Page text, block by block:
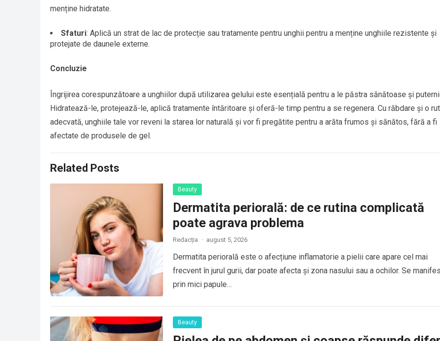
menține hidratate.
Sfaturi: Aplică un strat de lac de protecție sau tratamente pentru unghii pentru a menține unghiile rezistente și
protejate de daunele externe.
Concluzie
Îngrijirea corespunzătoare a unghiilor după utilizarea gelului este esențială pentru a le păstra sănătoase și
Hidratează-le, protejează-le, aplică tratamente întăritoare și oferă-le timp pentru a se regenera. Cu răbdare și o
adecvată, unghiile tale vor reveni la starea lor naturală și vor fi pregătite pentru a arăta frumos și sănătos, fără a fi
afectate de produsele de gel.
Related Posts
Beauty
Dermatita periorală: de ce rutina complicată
poate agrava problema
Redacția · august 5, 2026
Dermatita periorală este o afecțiune inflamatorie a pielii care apare cel mai
frecvent în jurul gurii, dar poate afecta și zona nasului sau a ochilor. Se
prin mici papule…
Beauty